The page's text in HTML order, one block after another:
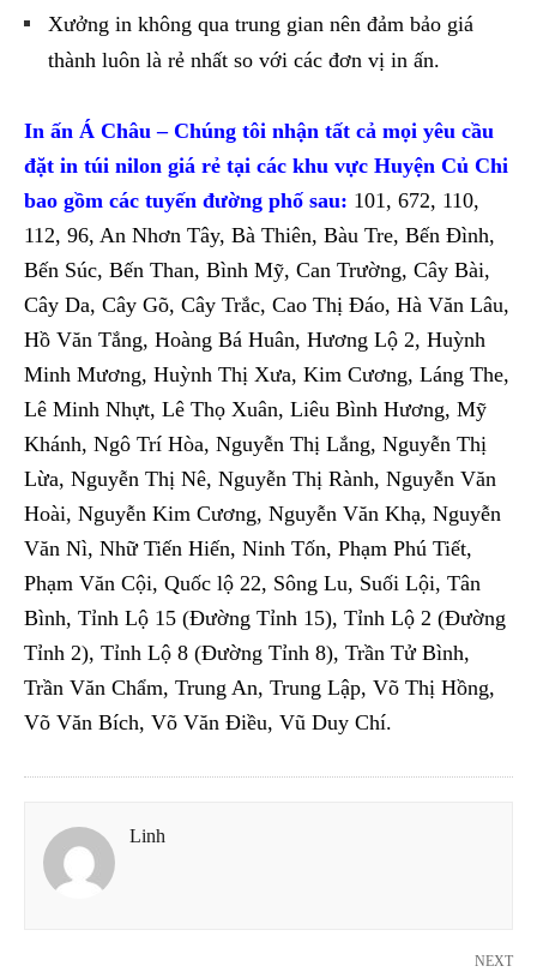
Xưởng in không qua trung gian nên đảm bảo giá
thành luôn là rẻ nhất so với các đơn vị in ấn.
In ấn Á Châu – Chúng tôi nhận tất cả mọi yêu cầu
đặt in túi nilon giá rẻ tại các khu vực Huyện Củ Chi
bao gồm các tuyến đường phố sau: 101, 672, 110,
112, 96, An Nhơn Tây, Bà Thiên, Bàu Tre, Bến Đình,
Bến Súc, Bến Than, Bình Mỹ, Can Trường, Cây Bài,
Cây Da, Cây Gõ, Cây Trắc, Cao Thị Đáo, Hà Văn Lâu,
Hồ Văn Tắng, Hoàng Bá Huân, Hương Lộ 2, Huỳnh
Minh Mương, Huỳnh Thị Xưa, Kim Cương, Láng The,
Lê Minh Nhựt, Lê Thọ Xuân, Liêu Bình Hương, Mỹ
Khánh, Ngô Trí Hòa, Nguyễn Thị Lắng, Nguyễn Thị
Lừa, Nguyễn Thị Nê, Nguyễn Thị Rành, Nguyễn Văn
Hoài, Nguyễn Kim Cương, Nguyễn Văn Khạ, Nguyễn
Văn Nì, Nhữ Tiến Hiến, Ninh Tốn, Phạm Phú Tiết,
Phạm Văn Cội, Quốc lộ 22, Sông Lu, Suối Lội, Tân
Bình, Tỉnh Lộ 15 (Đường Tỉnh 15), Tỉnh Lộ 2 (Đường
Tỉnh 2), Tỉnh Lộ 8 (Đường Tỉnh 8), Trần Tử Bình,
Trần Văn Chẩm, Trung An, Trung Lập, Võ Thị Hồng,
Võ Văn Bích, Võ Văn Điều, Vũ Duy Chí.
Linh
NEXT